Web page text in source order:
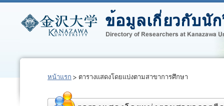
หน้าแรก ตารางแสดงโดยแบ่งตามสาขาการศึกษา